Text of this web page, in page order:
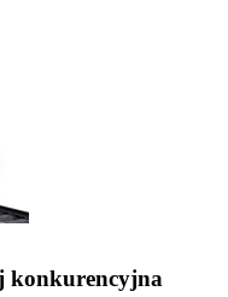
konkurencyjna